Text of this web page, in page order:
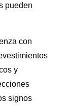
pueden
con
y
signos